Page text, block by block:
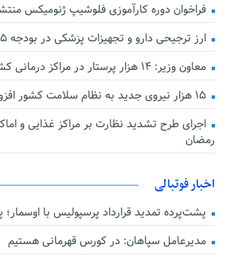
فراخوان دوره کارآموزی فلوشیپ ژنومیکس
ارز ترجیحی دارو و تجهیزات پزشکی در بودجه ۱۴۰۵ حفظ شد
معاون وزیر: ۱۴ هزار پرستار در مراکز درمانی کشور فعالیت می‌کنند
۱۵ هزار نیروی جدید به نظام سلامت کشور افزوده شد
اجرای طرح تشدید نظارت بر مراکز غذایی و
رمضان
اخبار فوتبالی
پشت‌پرده تمدید قرارداد پرسپولیس با
مدیرعامل سپاهان: در کورس قهرمانی هستیم